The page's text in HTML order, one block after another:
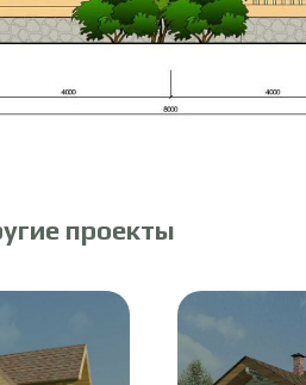
проекты